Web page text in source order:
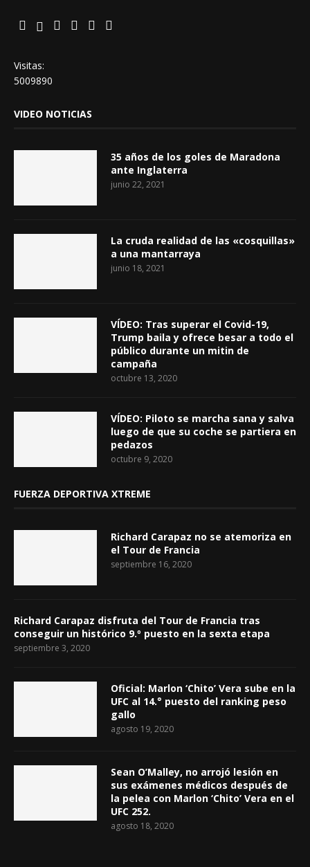
Visitas:
5009890
VIDEO NOTICIAS
35 años de los goles de Maradona
ante Inglaterra
junio 22, 2021
La cruda realidad de las «cosquillas»
a una mantarraya
junio 18, 2021
VÍDEO: Tras superar el Covid-19,
Trump baila y ofrece besar a todo el
público durante un mitin de
campaña
octubre 13, 2020
VÍDEO: Piloto se marcha sana y salva
luego de que su coche se partiera en
pedazos
octubre 9, 2020
FUERZA DEPORTIVA XTREME
Richard Carapaz no se atemoriza en
el Tour de Francia
septiembre 16, 2020
Richard Carapaz disfruta del Tour de Francia tras
conseguir un histórico 9.º puesto en la sexta etapa
septiembre 3, 2020
Oficial: Marlon ‘Chito’ Vera sube en la
UFC al 14.° puesto del ranking peso
gallo
agosto 19, 2020
Sean O’Malley, no arrojó lesión en
sus exámenes médicos después de
la pelea con Marlon ‘Chito’ Vera en el
UFC 252.
agosto 18, 2020